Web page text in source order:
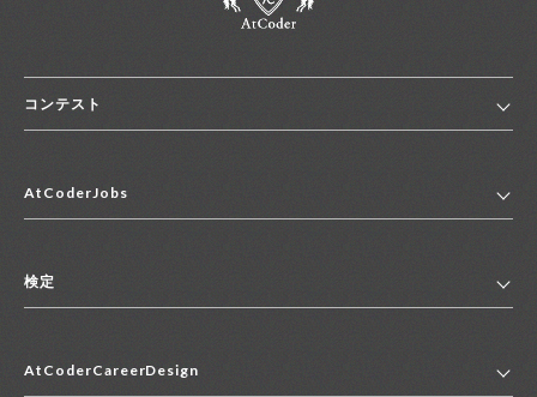
コンテスト
コンテスト一覧
便利リンク集
AtCoderJobs
2027年新卒採用求人一覧
中途採用求人一覧
検定
マイページ
AtCoderCareerDesign